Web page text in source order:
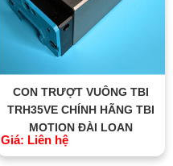
CON TRƯỢT VUÔNG TBI
TRH35VE CHÍNH HÃNG TBI
MOTION ĐÀI LOAN
Giá: Liên hệ